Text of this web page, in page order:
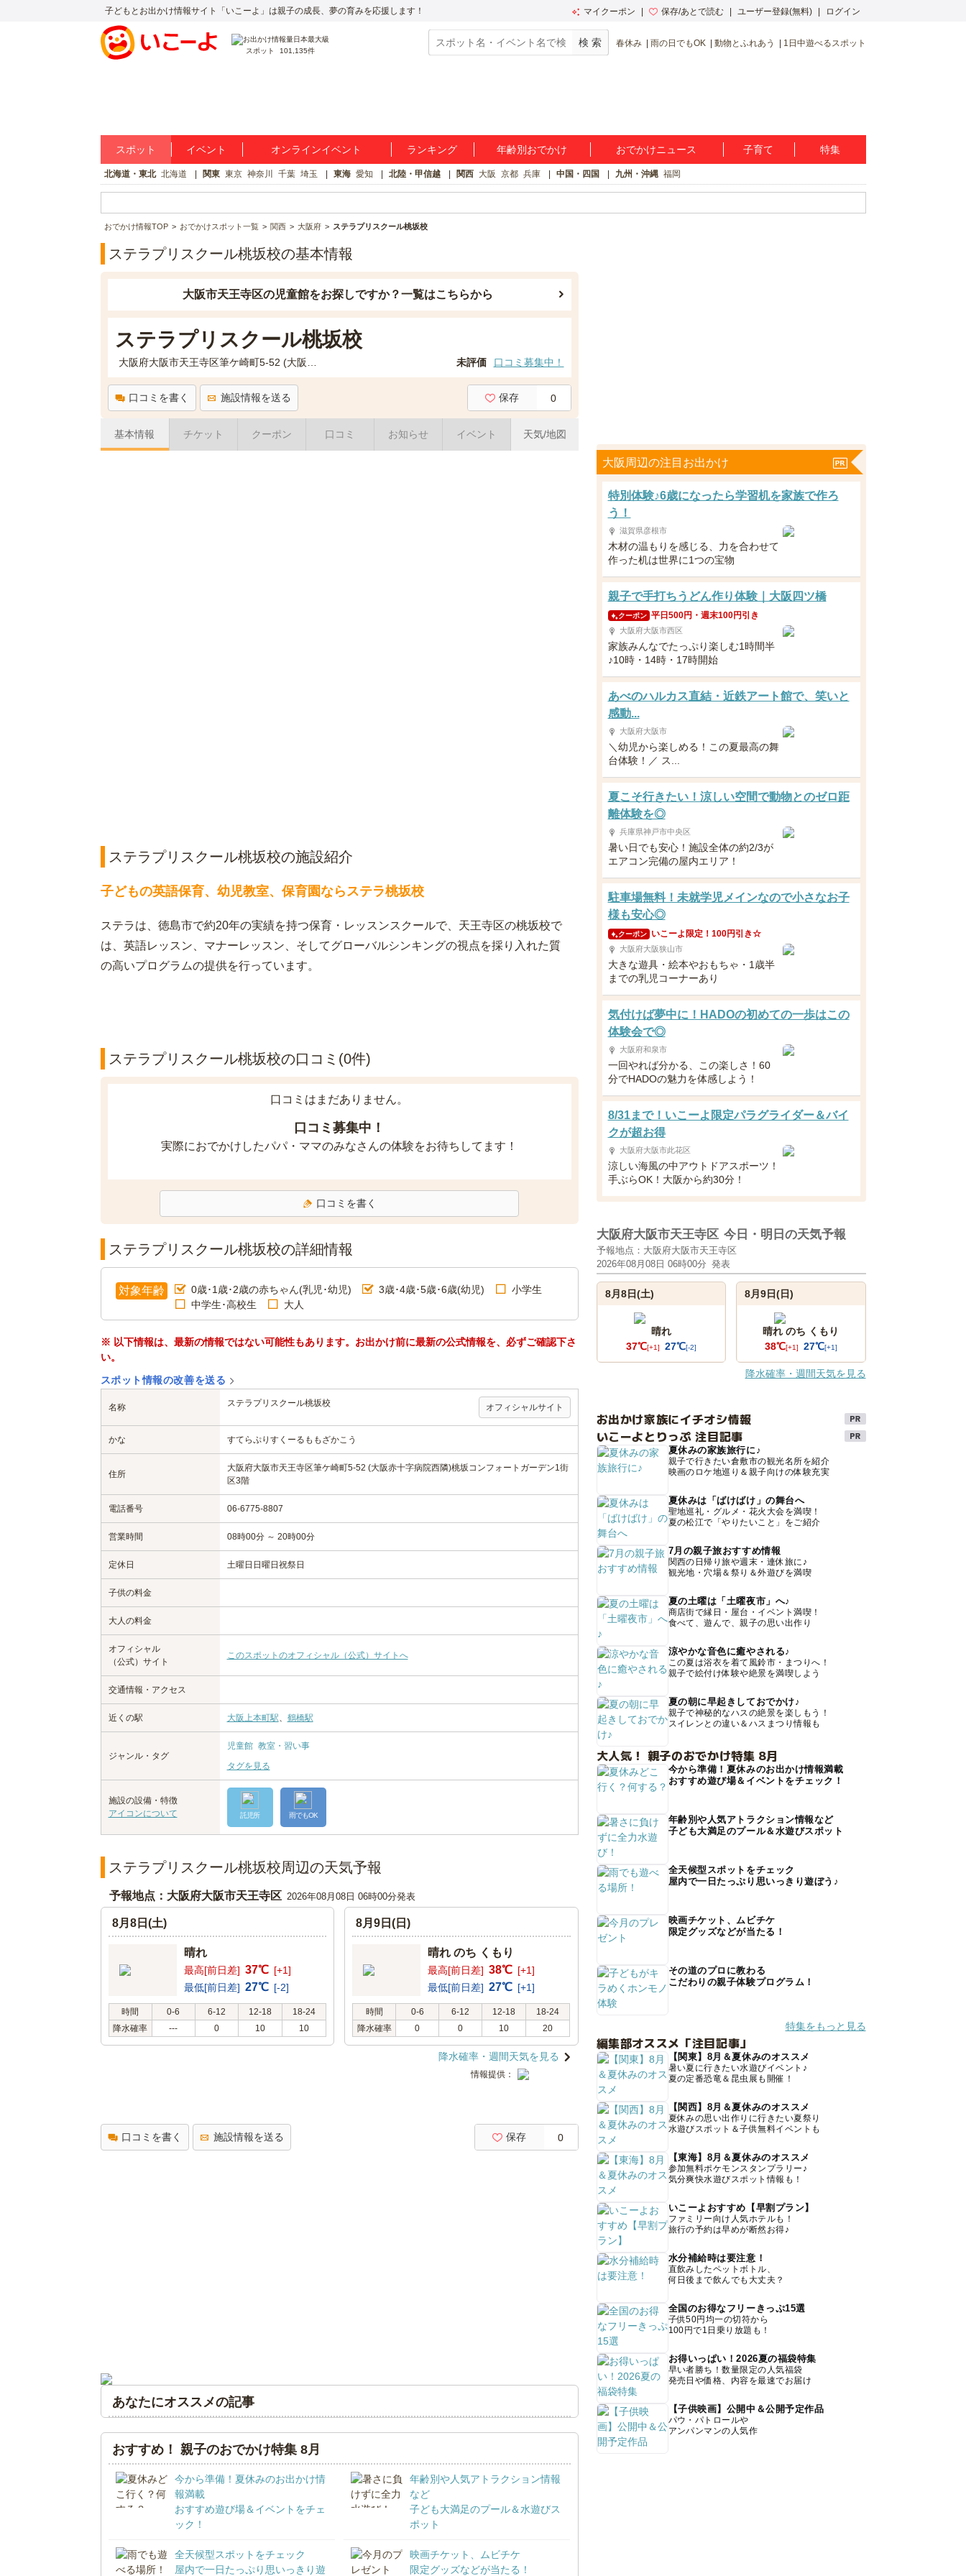
子どもとお出かけ情報サイト「いこーよ」は親子の成長、夢の育みを応援します！ マイクーポン 保存/あとで読む ユーザー登録(無料) ログイン
スポット 101,135件
春休み 雨の日でもOK 動物とふれあう 1日中遊べるスポット
スポット イベント オンラインイベント ランキング 年齢別おでかけ おでかけニュース 子育て 特集
北海道・東北 北海道 関東 東京 神奈川 千葉 埼玉 東海 愛知 北陸・甲信越 関西 大阪 京都 兵庫 中国・四国 九州・沖縄 福岡
おでかけ情報TOP おでかけスポット一覧 関西 大阪府 ステラプリスクール桃坂校
ステラプリスクール桃坂校の基本情報
大阪市天王寺区の児童館をお探しですか？一覧はこちらから
ステラプリスクール桃坂校
未評価 口コミ募集中！
口コミを書く 施設情報を送る 保存 0
基本情報 チケット クーポン 口コミ お知らせ イベント 天気/地図
ステラプリスクール桃坂校の施設紹介
子どもの英語保育、幼児教室、保育園ならステラ桃坂校
ステラは、徳島市で約20年の実績を持つ保育・レッスンスクールで、天王寺区の桃坂校で
は、英語レッスン、マナーレッスン、そしてグローバルシンキングの視点を採り入れた質
の高いプログラムの提供を行っています。
ステラプリスクール桃坂校の口コミ(0件)
口コミはまだありません。
口コミ募集中！
実際におでかけしたパパ・ママのみなさんの体験をお待ちしてます！
口コミを書く
ステラプリスクール桃坂校の詳細情報
対象年齢 0歳･1歳･2歳の赤ちゃん(乳児･幼児) 3歳･4歳･5歳･6歳(幼児)
小学生
中学生･高校生
大人
※ 以下情報は、最新の情報ではない可能性もあります。お出かけ前に最新の公式情報を、必ずご確認下さ
い。
スポット情報の改善を送る
名称 ステラプリスクール桃坂校 オフィシャルサイト
かな すてらぷりすくーるももざかこう
住所
大阪府大阪市天王寺区筆ケ崎町5-52 (大阪赤十字病院西隣)桃坂コンフォートガーデン1街
区3階
電話番号 06-6775-8807
営業時間 08時00分 ～ 20時00分
定休日 土曜日 日曜日 祝祭日
子供の料金
大人の料金
オフィシャル
（公式）サイト
このスポットのオフィシャル（公式）サイトへ
交通情報・アクセス
近くの駅 大阪上本町駅、 鶴橋駅
ジャンル・タグ
児童館 教室・習い事
タグを見る
施設の設備・特徴
アイコンについて
託児所 雨でもOK
ステラプリスクール桃坂校周辺の天気予報
予報地点：大阪府大阪市天王寺区 2026年08月08日 06時00分発表
8月8日(土)
晴れ
最高[前日差] 37℃ [+1]
最低[前日差] 27℃ [-2]
時間 0-6 6-12 12-18
18-24
降水確率
--- 0 10 10
8月9日(日)
晴れ のち くもり
最高[前日差] 38℃ [+1]
最低[前日差] 27℃ [+1]
時間 0-6 6-12 12-18
18-24
降水確率
0 0 10 20
降水確率・週間天気を見る
情報提供：
口コミを書く 施設情報を送る 保存 0
あなたにオススメの記事
おすすめ！ 親子のおでかけ特集 8月
今から準備！夏休みのお出かけ情
報満載
おすすめ遊び場＆イベントをチェ
ック！
年齢別や人気アトラクション情報
など
子ども大満足のプール＆水遊びス
ポット
全天候型スポットをチェック
屋内で一日たっぷり思いっきり遊
映画チケット、ムビチケ
限定グッズなどが当たる！
大阪周辺の注目お出かけ
特別体験♪6歳になったら学習机を家族で作ろ
う！
滋賀県彦根市
木材の温もりを感じる、力を合わせて
作った机は世界に1つの宝物
親子で手打ちうどん作り体験｜大阪四ツ橋
クーポン 平日500円・週末100円引き
大阪府大阪市西区
家族みんなでたっぷり楽しむ1時間半
♪10時・14時・17時開始
あべのハルカス直結・近鉄アート館で、笑いと
感動...
大阪府大阪市
＼幼児から楽しめる！この夏最高の舞
台体験！／ ス...
夏こそ行きたい！涼しい空間で動物とのゼロ距
離体験を◎
兵庫県神戸市中央区
暑い日でも安心！施設全体の約2/3が
エアコン完備の屋内エリア！
駐車場無料！未就学児メインなので小さなお子
様も安心◎
クーポン いこーよ限定！100円引き☆
大阪府大阪狭山市
大きな遊具・絵本やおもちゃ・1歳半
までの乳児コーナーあり
気付けば夢中に！HADOの初めての一歩はこの
体験会で◎
大阪府和泉市
一回やれば分かる、この楽しさ！60
分でHADOの魅力を体感しよう！
8/31まで！いこーよ限定パラグライダー＆バイ
クが超お得
大阪府大阪市此花区
涼しい海風の中アウトドアスポーツ！
手ぶらOK！大阪から約30分！
大阪府大阪市天王寺区 今日・明日の天気予報
予報地点：大阪府大阪市天王寺区
2026年08月08日 06時00分 発表
8月8日(土)
晴れ
37℃[+1] 27℃[-2]
8月9日(日)
晴れ のち くもり
38℃[+1] 27℃[+1]
降水確率・週間天気を見る
お出かけ家族にイチオシ情報
いこーよとりっぷ 注目記事
夏休みの家族旅行に♪
親子で行きたい倉敷市の観光名所を紹介
映画のロケ地巡り＆親子向けの体験充実
夏休みは「ばけばけ」の舞台へ
聖地巡礼・グルメ・花火大会を満喫！
夏の松江で「やりたいこと」をご紹介
7月の親子旅おすすめ情報
関西の日帰り旅や週末・連休旅に♪
観光地・穴場＆祭り＆外遊びを満喫
夏の土曜は「土曜夜市」へ♪
商店街で縁日・屋台・イベント満喫！
食べて、遊んで、親子の思い出作り
涼やかな音色に癒やされる♪
この夏は浴衣を着て風鈴市・まつりへ！
親子で絵付け体験や絶景を満喫しよう
夏の朝に早起きしておでかけ♪
親子で神秘的なハスの絶景を楽しもう！
スイレンとの違い＆ハスまつり情報も
大人気！ 親子のおでかけ特集 8月
今から準備！夏休みのお出かけ情報満載
おすすめ遊び場＆イベントをチェック！
年齢別や人気アトラクション情報など
子ども大満足のプール＆水遊びスポット
全天候型スポットをチェック
屋内で一日たっぷり思いっきり遊ぼう♪
映画チケット、ムビチケ
限定グッズなどが当たる！
その道のプロに教わる
こだわりの親子体験プログラム！
特集をもっと見る
編集部オススメ「注目記事」
【関東】8月＆夏休みのオススメ
暑い夏に行きたい水遊びイベント♪
夏の定番恐竜＆昆虫展も開催！
【関西】8月＆夏休みのオススメ
夏休みの思い出作りに行きたい夏祭り
水遊びスポット＆子供無料イベントも
【東海】8月＆夏休みのオススメ
参加無料ポケモンスタンプラリー♪
気分爽快水遊びスポット情報も！
いこーよおすすめ【早割プラン】
ファミリー向け人気ホテルも！
旅行の予約は早めが断然お得♪
水分補給時は要注意！
直飲みしたペットボトル、
何日後まで飲んでも大丈夫？
全国のお得なフリーきっぷ15選
子供50円均一の切符から
100円で1日乗り放題も！
お得いっぱい！2026夏の福袋特集
早い者勝ち！数量限定の人気福袋
発売日や価格、内容を最速でお届け
【子供映画】公開中＆公開予定作品
パウ・パトロールや
アンパンマンの人気作